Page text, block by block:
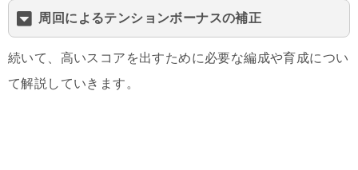
周回によるテンションボーナスの補正
続いて、高いスコアを出すために必要な編成や育成につい
て解説していきます。